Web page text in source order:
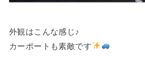
外観はこんな感じ♪
カーポートも素敵です